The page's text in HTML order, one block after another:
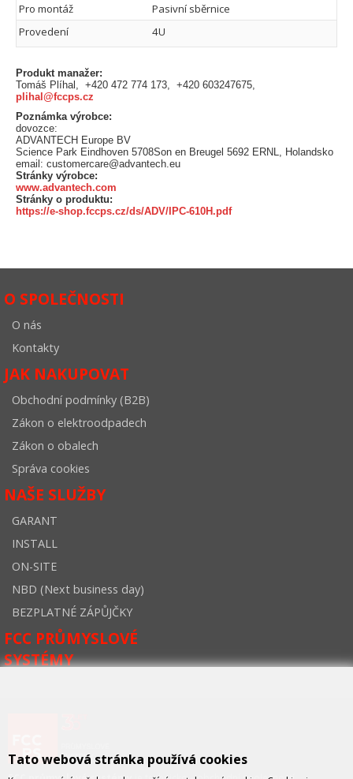
Pro montáž
Pasivní sběrnice
Provedení
4U
Produkt manažer:
Tomáš Plíhal, +420 472 774 173, +420 603247675,
plihal@fccps.cz
Poznámka výrobce:
dovozce:
ADVANTECH Europe BV
Science Park Eindhoven 5708Son en Breugel 5692 ERNL, Holandsko
email: customercare@advantech.eu
Stránky výrobce:
www.advantech.com
Stránky o produktu:
https://e-shop.fccps.cz/ds/ADV/IPC-610H.pdf
O SPOLEČNOSTI
O nás
Kontakty
JAK NAKUPOVAT
Obchodní podmínky (B2B)
Zákon o elektroodpadech
Zákon o obalech
Správa cookies
NAŠE SLUŽBY
GARANT
INSTALL
ON-SITE
NBD (Next business day)
BEZPLATNÉ ZÁPŮJČKY
FCC PRŮMYSLOVÉ
SYSTÉMY
Tato webová stránka používá cookies